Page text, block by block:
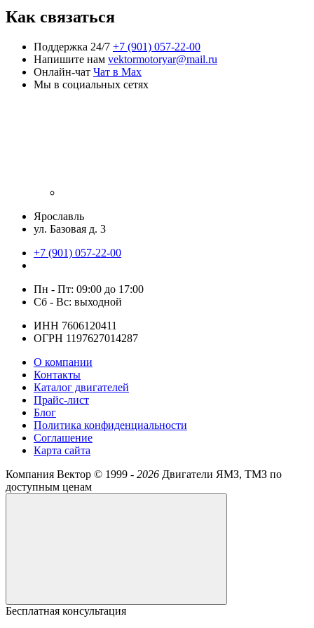
Как связаться
Поддержка 24/7 +7 (901) 057-22-00
Напишите нам vektormotoryar@mail.ru
Онлайн-чат Чат в Max
Мы в социальных сетях
Ярославль
ул. Базовая д. 3
+7 (901) 057-22-00
Пн - Пт: 09:00 до 17:00
Сб - Вс: выходной
ИНН 7606120411
ОГРН 1197627014287
О компании
Контакты
Каталог двигателей
Прайс-лист
Блог
Политика конфиденциальности
Соглашение
Карта сайта
Компания Вектор © 1999 - 2026 Двигатели ЯМЗ, ТМЗ по
доступным ценам
Бесплатная консультация